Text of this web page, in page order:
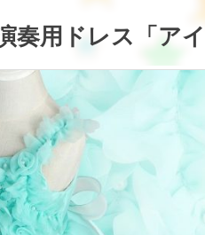
奏用ドレス「ア